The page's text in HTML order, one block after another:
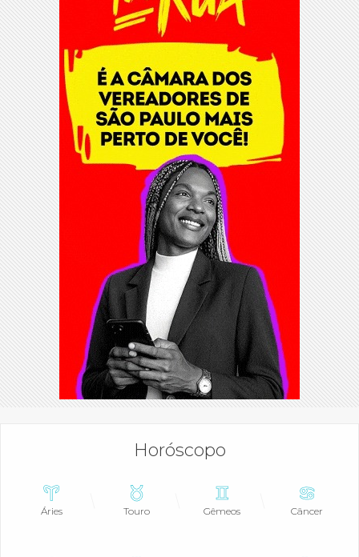
Horóscopo
Áries Touro Gêmeos Câncer